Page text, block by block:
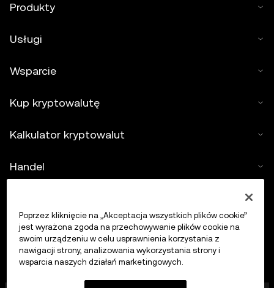
Produkty
Usługi
Wsparcie
Kup kryptowalutę
Kalkulator kryptowalut
Handel
Poprzez kliknięcie na „Akceptacja wszystkich plików cookie”
jest wyrażona zgoda na przechowywanie plików cookie na
swoim urządzeniu w celu usprawnienia korzystania z
nawigacji strony, analizowania wykorzystania strony i
wsparcia naszych działań marketingowych.